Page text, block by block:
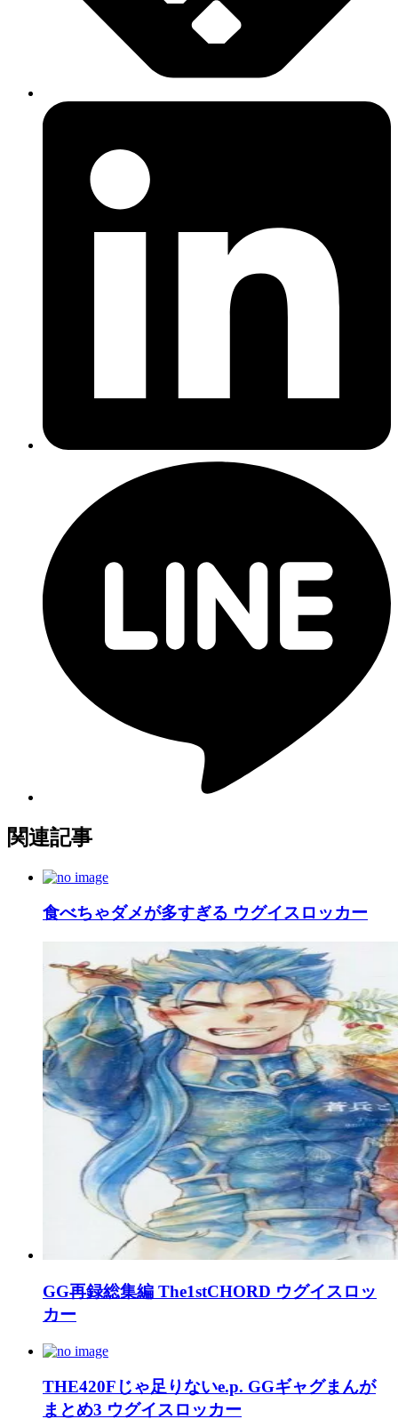
関連記事
食べちゃダメが多すぎる ウグイスロッカー
GG再録総集編 The1stCHORD ウグイスロッ
カー
THE420Fじゃ足りないe.p. GGギャグまんが
まとめ3 ウグイスロッカー